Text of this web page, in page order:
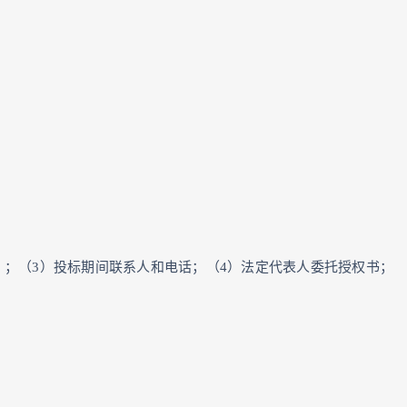
（3）投标期间联系人和电话；（4）法定代表人委托授权书；